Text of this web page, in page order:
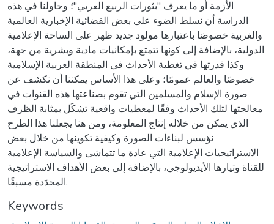
الأزمة أو ما يعرف "بثورات الربيع العربي"؛ وحاولنا في هذه
الدراسة أن نسلط الضوء على بعض الفضائية الإخبارية العالمية
والغربية خصوصَا باعتبارها مولود جديد ظهر على الساحة الإعلامية
الدولية، بالإضافة إلى كونها تتمتع بإمكانيات مادية وبشرية من جهة،
وكذا قدرتها في تغطية الأحداث في المنطقة العربية الإسلامية
خصوصًا والعالم عمومًا؛ وعلى هذا الأساس يمكننا أن نكشف عن
صورة الإسلام والمسلمين التي تقوم بصناعتها هذه القنوات في
معالجتها لتلك الأحداث وفقًا لمعطيات واقعية تشكَل بمثابة الظرف
الذي يمكن من خلاله إنتاج المعلومة، ومن هنا يجعلنا هذا الطرح
نؤسس لبناءات الصورة وكيفية تكوينها من خلال بعض
الاستراتيجيات الإعلامية التي عادة ما تتماشى والسياسة الإعلامية
للقناة وتيارها الأيديولوجي، بالإضافة إلى بعض الأهداف الاستراتيجية
المحدَدة مسبقًا.
Keywords